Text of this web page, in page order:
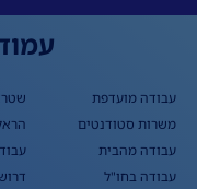
עבודה מועדפת
משרות סטודנטים
עבודה מהבית
עבודה בחו"ל